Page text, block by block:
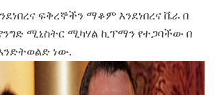
ፍቅረኞችን ማቆም እንደነበረና ቬራ በ
የንግድ ሚኒስትር ሚካሃል ኪፕማን የተጋባችው በ
ነው.